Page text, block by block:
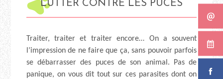
LUTTER CONTRE LES PUCES
Traiter, traiter et traiter encore… On a souvent
l’impression de ne faire que ça, sans pouvoir parfois
se débarrasser des puces de son animal. Pas de
panique, on vous dit tout sur ces parasites dont on